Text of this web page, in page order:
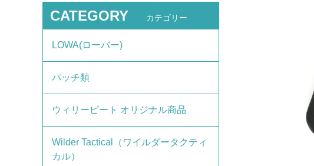
CATEGORY カテゴリー
LOWA(ローバー)
パッチ類
ウィリーピート オリジナル商品
Wilder Tactical（ワイルダータクティ
カル）